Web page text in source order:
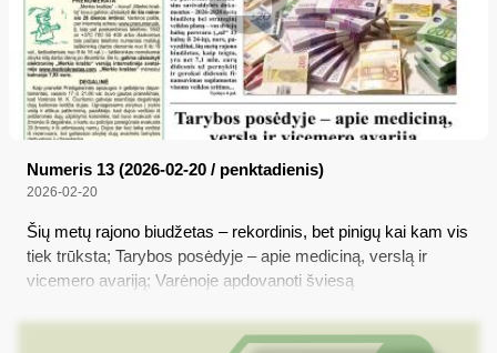
Numeris 13 (2026-02-20 / penktadienis)
2026-02-20
Šių metų rajono biudžetas – rekordinis, bet pinigų kai kam vis
tiek trūksta; Tarybos posėdyje – apie mediciną, verslą ir
vicemero avariją; Varėnoje apdovanoti šviesą